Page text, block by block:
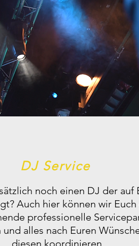
DJ Service
noch einen DJ der auf
Auch hier können wir
professionelle
alles nach Euren
diesen koordinieren.